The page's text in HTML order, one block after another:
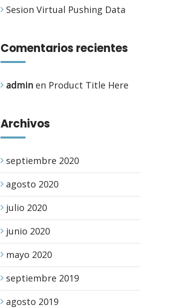
Sesion Virtual Pushing Data
Comentarios recientes
admin en Product Title Here
Archivos
septiembre 2020
agosto 2020
julio 2020
junio 2020
mayo 2020
septiembre 2019
agosto 2019